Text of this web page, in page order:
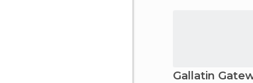
Gallatin